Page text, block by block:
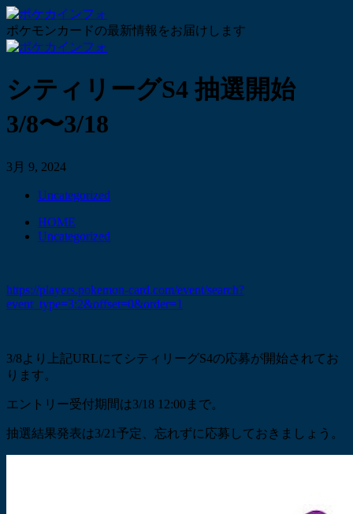
ポケモンカードの最新情報をお届けします
シティリーグS4 抽選開始
3/8〜3/18
3月 9, 2024
Uncategorized
HOME
Uncategorized
https://players.pokemon-card.com/event/search?
event_type=3:2&offset=0&order=1
3/8より上記URLにてシティリーグS4の応募が開始されてお
ります。
エントリー受付期間は3/18 12:00まで。
抽選結果発表は3/21予定、忘れずに応募しておきましょう。